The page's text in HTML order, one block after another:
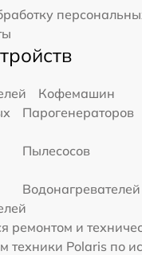
Кофемашин
Парогенераторов
Пылесосов
Водонагревателей
ремонтом и
техники Polaris по